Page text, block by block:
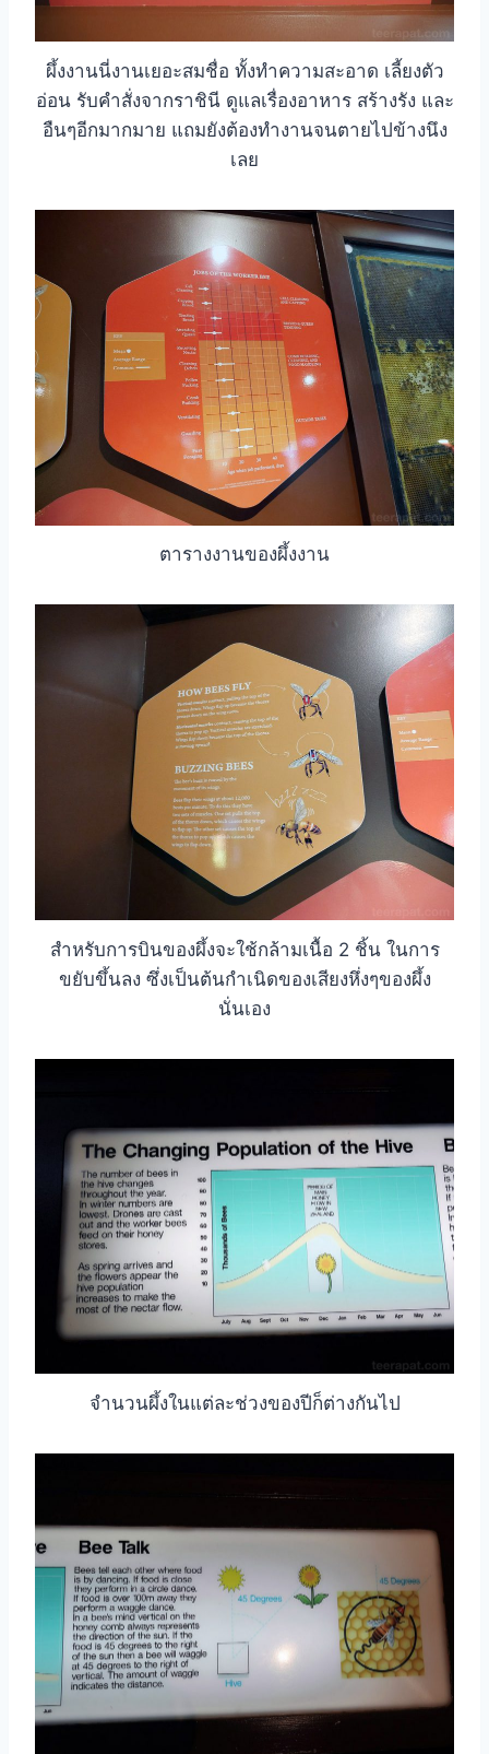
ผึ้งงานนี่งานเยอะสมชื่อ ทั้งทำความสะอาด เลี้ยงตัว
อ่อน รับคำสั่งจากราชินี ดูแลเรื่องอาหาร สร้างรัง และ
อืนๆอีกมากมาย แถมยังต้องทำงานจนตายไปข้างนึง
เลย
ตารางงานของผึ้งงาน
สำหรับการบินของผึ้งจะใช้กล้ามเนื้อ 2 ชิ้น ในการ
ขยับขึ้นลง ซึ่งเป็นต้นกำเนิดของเสียงหึ่งๆของผึ้ง
นั่นเอง
จำนวนผึ้งในแต่ละช่วงของปีก็ต่างกันไป